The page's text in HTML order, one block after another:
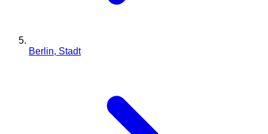
Berlin, Stadt